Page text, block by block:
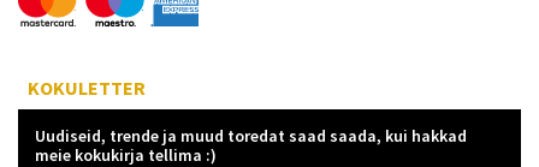
KOKULETTER
Uudiseid, trende ja muud toredat saad saada, kui hakkad
meie kokukirja tellima :)